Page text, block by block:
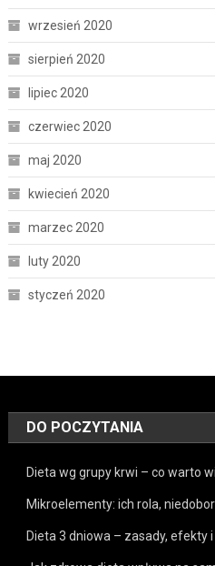
wrzesień 2020
sierpień 2020
lipiec 2020
czerwiec 2020
maj 2020
kwiecień 2020
marzec 2020
luty 2020
styczeń 2020
DO POCZYTANIA
Dieta wg grupy krwi – co warto
Mikroelementy: ich rola,
Dieta 3 dniowa – zasady,